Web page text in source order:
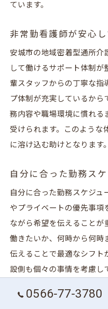
ています。
非常勤看護師が安心
安城市の地域密着型通所介
して働けるサポート体制が
輩スタッフからの丁寧な指
プ体制が充実しているから
務内容や職場環境に慣れる
受けられます。このような
に溶け込む助けとなります。
自分に合った勤務ス
自分に合った勤務スケジュ
やプライベートの優先事項
ながら希望を伝えることが
働きたいか、何時から何時
伝えることで最適なシフト
設側も個々の事情を考慮し
0566-77-3780